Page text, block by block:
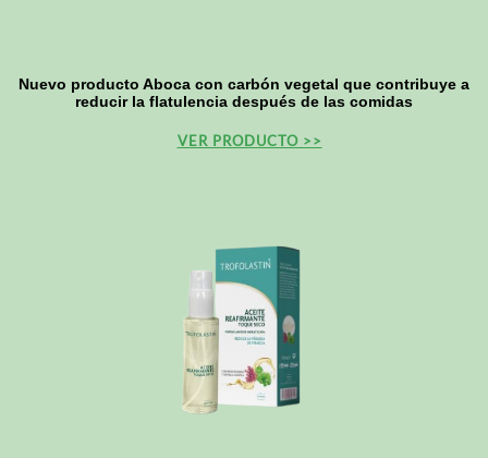
Nuevo producto Aboca con carbón vegetal que contribuye a
reducir la flatulencia después de las comidas
VER PRODUCTO >>